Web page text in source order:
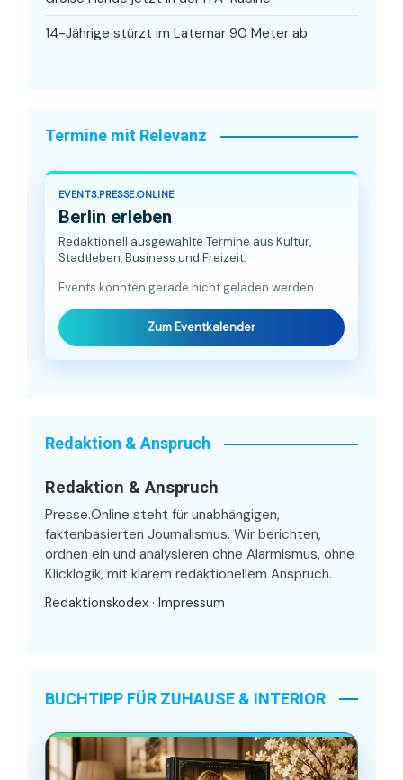
14-Jährige stürzt im Latemar 90 Meter ab
Termine mit Relevanz
EVENTS.PRESSE.ONLINE
Berlin erleben
Redaktionell ausgewählte Termine aus Kultur,
Stadtleben, Business und Freizeit.
Events konnten gerade nicht geladen werden.
Zum Eventkalender
Redaktion & Anspruch
Redaktion & Anspruch
Presse.Online steht für unabhängigen,
faktenbasierten Journalismus. Wir berichten,
ordnen ein und analysieren ohne Alarmismus, ohne
Klicklogik, mit klarem redaktionellem Anspruch.
Redaktionskodex · Impressum
BUCHTIPP FÜR ZUHAUSE & INTERIOR